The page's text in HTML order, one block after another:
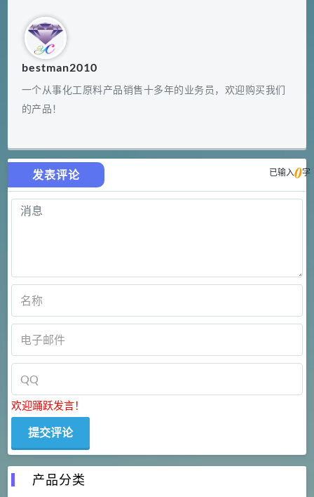
bestman2010
一个从事化工原料产品销售十多年的业务员，欢迎购买我们
的产品！
发表评论 已输入0字
欢迎踊跃发言！
产品分类